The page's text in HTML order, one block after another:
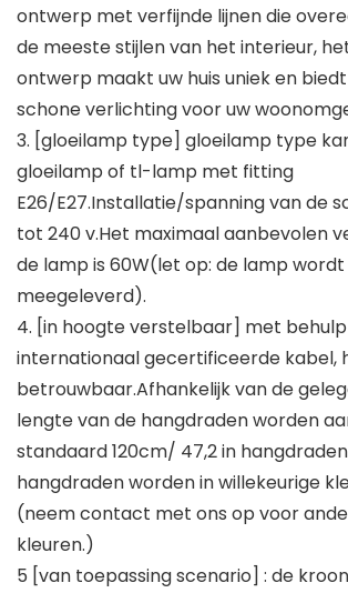
ontwerp met verfijnde lijnen die
de meeste stijlen van het interieur,
ontwerp maakt uw huis uniek en
schone verlichting voor uw
3. [gloeilamp type] gloeilamp type
gloeilamp of tl-lamp met fitting
E26/E27.Installatie/spanning van de
tot 240 v.Het maximaal aanbevolen
de lamp is 60W(let op: de lamp
meegeleverd).
4. [in hoogte verstelbaar] met
internationaal gecertificeerde kabel,
betrouwbaar.Afhankelijk van de
lengte van de hangdraden worden
standaard 120cm/ 47,2 in
hangdraden worden in willekeurige
(neem contact met ons op voor
kleuren.)
5 [van toepassing scenario] : de